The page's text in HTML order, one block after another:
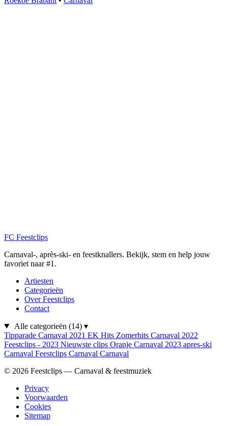
FC Feestclips
Carnaval-, après-ski- en feestknallers. Bekijk, stem en help jouw
favoriet naar #1.
Artiesten
Categorieën
Over Feestclips
Contact
Alle categorieën (14) ▾
Tipparade Carnaval 2021 EK Hits Zomerhits Carnaval 2022
Feestclips - 2023 Nieuwste clips Oranje Carnaval 2023 apres-ski
Carnaval Feestclips Carnaval Carnaval
© 2026 Feestclips — Carnaval & feestmuziek
Privacy
Voorwaarden
Cookies
Sitemap